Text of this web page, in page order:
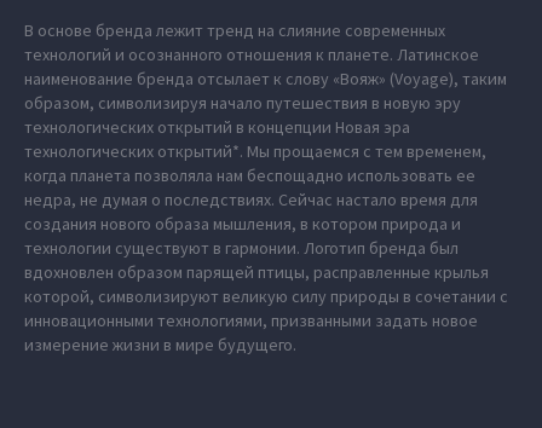
В основе бренда лежит тренд на слияние современных
технологий и осознанного отношения к планете. Латинское
наименование бренда отсылает к слову «Вояж» (Voyage), таким
образом, символизируя начало путешествия в новую эру
технологических открытий в концепции Новая эра
технологических открытий*. Мы прощаемся с тем временем,
когда планета позволяла нам беспощадно использовать ее
недра, не думая о последствиях. Сейчас настало время для
создания нового образа мышления, в котором природа и
технологии существуют в гармонии. Логотип бренда был
вдохновлен образом парящей птицы, расправленные крылья
которой, символизируют великую силу природы в сочетании с
инновационными технологиями, призванными задать новое
измерение жизни в мире будущего.